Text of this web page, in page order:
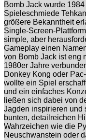
Bomb Jack wurde
Spieleschmiede
größere Bekanntheit
Single-Screen-
simple, aber
Gameplay einen
von Bomb Jack ist eng
1980er Jahre
Donkey Kong oder
wollte ein Spiel
und ein einfaches
ließen sich dabei von
Jagden inspirieren und
bunten, detailreichen
Wahrzeichen wie die
Neuschwanstein oder